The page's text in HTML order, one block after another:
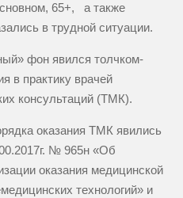
65+, а также
в трудной ситуации.
фон явился толчком-
в практику врачей
консультаций (ТМК).
оказания ТМК явились
№ 965н «Об
оказания медицинской
технологий» и